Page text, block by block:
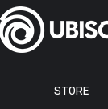
STORE